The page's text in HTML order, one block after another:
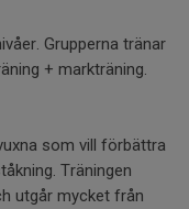
Grupperna tränar
+ markträning.
som vill förbättra
Träningen
utgår mycket från